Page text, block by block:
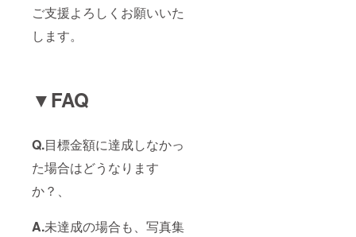
ご支援よろしくお願いいた
します。
▼FAQ
Q.目標金額に達成しなかっ
た場合はどうなります
か？、
A.未達成の場合も、写真集